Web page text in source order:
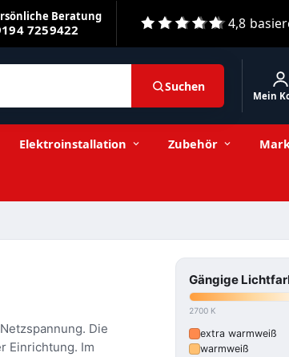
Beratung
7259422 4,8
Suchen
Mein
Elektroinstallation Zubehör
Die
Einrichtung. Im
Gängige
2700 K
extra warmweiß
warmweiß